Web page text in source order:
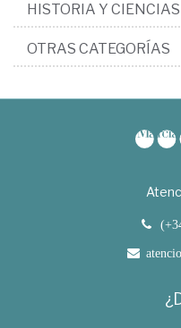
HISTORIA Y
OTRAS CATEGORÍAS